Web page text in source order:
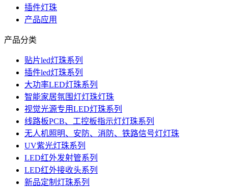
插件灯珠
产品应用
产品分类
贴片led灯珠系列
插件led灯珠系列
大功率LED灯珠系列
智能家居氛围灯灯珠灯珠
视觉光源专用LED灯珠系列
线路板PCB、工控板指示灯灯珠系列
无人机照明、安防、消防、铁路信号灯灯珠
UV紫光灯珠系列
LED红外发射管系列
LED红外接收头系列
新品定制灯珠系列